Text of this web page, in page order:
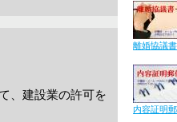
、建設業の許可を
離婚協議
内容証明